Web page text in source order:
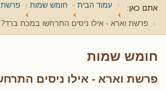
אתם כאן: עמוד הבית חומש שמות פרשת
פרשת וארא - אילו ניסים התרחשו במכת ברד?
חומש שמות
פרשת וארא - אילו ניסים